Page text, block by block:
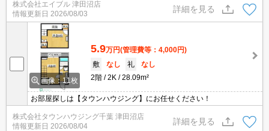
00円。
株式会社エイブル 津田沼店
情報更新日 2026/08/03
詳細を見る
画像：11枚
5.9万円(管理費等：4,000円)
敷
なし 礼
なし
2階
2K 28.09m²
お部屋探しは【タウンハウジング】にお任せください！
株式会社タウンハウジング千葉 津田沼店
情報更新日 2026/08/04
詳細を見る